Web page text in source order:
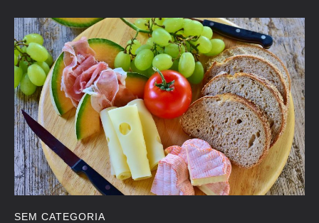
SEM CATEGORIA